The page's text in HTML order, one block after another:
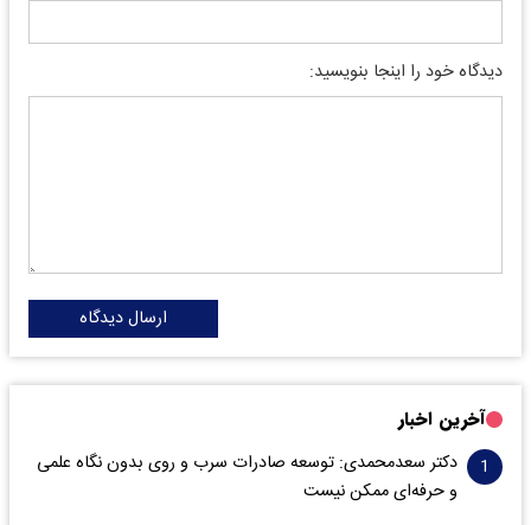
دیدگاه خود را اینجا بنویسید:
ارسال دیدگاه
آخرین اخبار
دکتر سعدمحمدی: توسعه صادرات سرب و روی بدون نگاه علمی
و حرفه‌ای ممکن نیست